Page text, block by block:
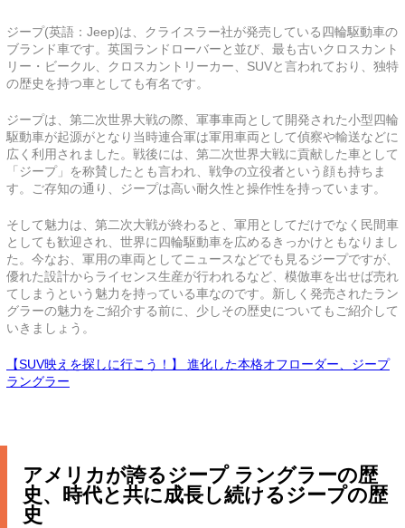
ジープ(英語：Jeep)は、クライスラー社が発売している四輪駆動車の
ブランド車です。英国ランドローバーと並び、最も古いクロスカント
リー・ビークル、クロスカントリーカー、SUVと言われており、独特
の歴史を持つ車としても有名です。
ジープは、第二次世界大戦の際、軍事車両として開発された小型四輪
駆動車が起源がとなり当時連合軍は軍用車両として偵察や輸送などに
広く利用されました。戦後には、第二次世界大戦に貢献した車として
「ジープ」を称賛したとも言われ、戦争の立役者という顔も持ちま
す。ご存知の通り、ジープは高い耐久性と操作性を持っています。
そして魅力は、第二次大戦が終わると、軍用としてだけでなく民間車
としても歓迎され、世界に四輪駆動車を広めるきっかけともなりまし
た。今なお、軍用の車両としてニュースなどでも見るジープですが、
優れた設計からライセンス生産が行われるなど、模倣車を出せば売れ
てしまうという魅力を持っている車なのです。新しく発売されたラン
グラーの魅力をご紹介する前に、少しその歴史についてもご紹介して
いきましょう。
【SUV映えを探しに行こう！】 進化した本格オフローダー、ジープ
ラングラー
アメリカが誇るジープ ラングラーの歴
史、 時代と共に成長し続けるジープの歴
史